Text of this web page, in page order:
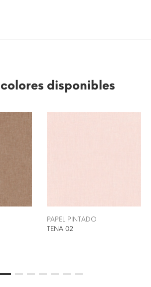
disponibles
PAPEL PINTADO
TENA 02